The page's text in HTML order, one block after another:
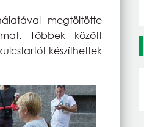
megtöltötte
Többek között
készíthettek